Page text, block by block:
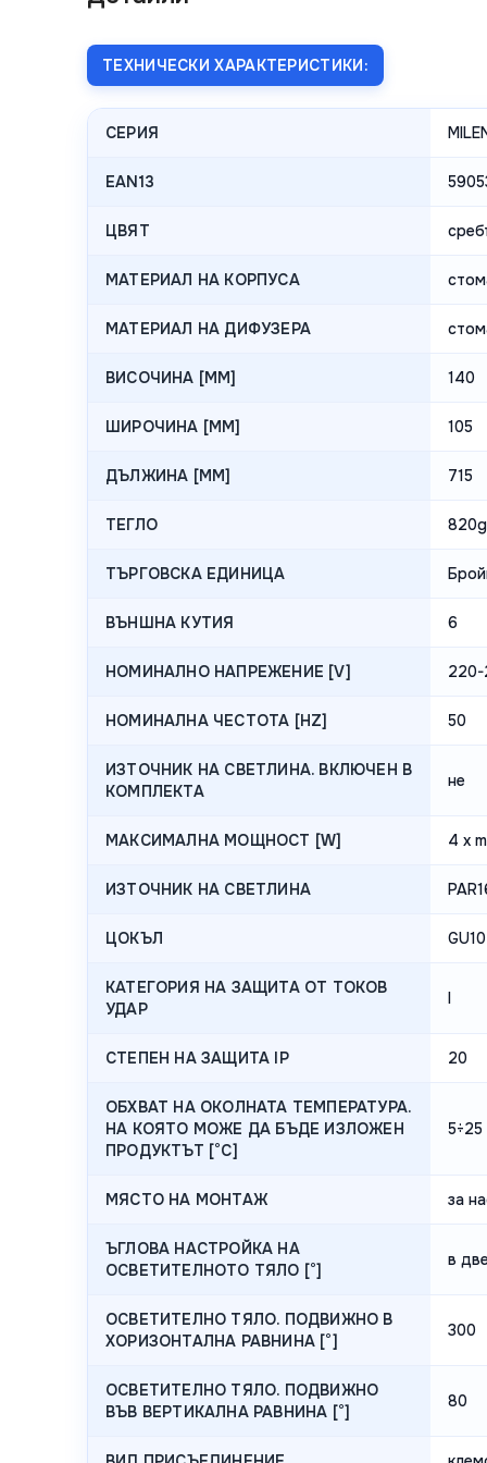
ТЕХНИЧЕСКИ ХАРАКТЕРИСТИКИ:
СЕРИЯ
EAN13
ЦВЯТ
МАТЕРИАЛ НА КОРПУСА
МАТЕРИАЛ НА ДИФУЗЕРА
ВИСОЧИНА [MM] 140
ШИРОЧИНА [MM] 105
ДЪЛЖИНА [MM] 715
ТЕГЛО 820g
ТЪРГОВСКА ЕДИНИЦА
ВЪНШНА КУТИЯ 6
НОМИНАЛНО НАПРЕЖЕНИЕ [V] 220-
НОМИНАЛНА ЧЕСТОТА [HZ] 50
ИЗТОЧНИК НА СВЕТЛИНА. ВКЛЮЧЕН В
КОМПЛЕКТА
не
МАКСИМАЛНА МОЩНОСТ [W] 4 x
ИЗТОЧНИК НА СВЕТЛИНА
ЦОКЪЛ GU10
КАТЕГОРИЯ НА ЗАЩИТА ОТ ТОКОВ
УДАР
I
СТЕПЕН НА ЗАЩИТА IP 20
ОБХВАТ НА ОКОЛНАТА ТЕМПЕРАТУРА.
НА КОЯТО МОЖЕ ДА БЪДЕ ИЗЛОЖЕН
ПРОДУКТЪТ [°C]
5÷25
МЯСТО НА МОНТАЖ за
ЪГЛОВА НАСТРОЙКА НА
ОСВЕТИТЕЛНОТО ТЯЛО [°]
в
ОСВЕТИТЕЛНО ТЯЛО. ПОДВИЖНО В
ХОРИЗОНТАЛНА РАВНИНА [°]
300
ОСВЕТИТЕЛНО ТЯЛО. ПОДВИЖНО
ВЪВ ВЕРТИКАЛНА РАВНИНА [°]
80